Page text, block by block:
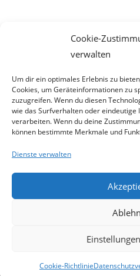
Cookie-
verwalten
Um dir ein optimales Erlebnis zu
Cookies, um Geräteinformationen zu
zuzugreifen. Wenn du diesen
wie das Surfverhalten oder eindeutige
verarbeiten. Wenn du deine
können bestimmte Merkmale und
Dienste verwalten
Cookie-Richtlinie
Kommentar-Feed
WordPress.org
Copyright - WordPress